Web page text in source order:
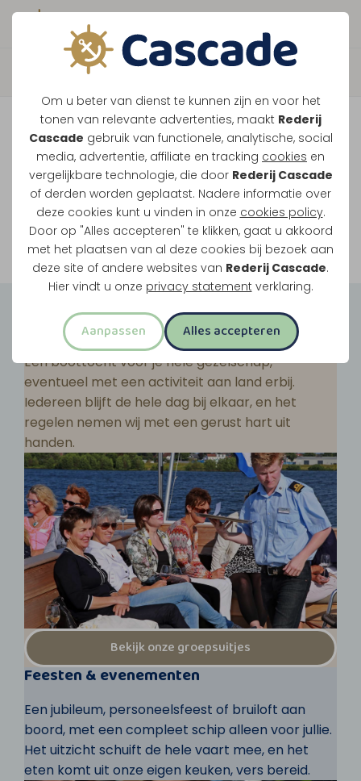
Om u beter van dienst te kunnen zijn en voor het
tonen van relevante advertenties, maakt Rederij
Cascade gebruik van functionele, analytische, social
media, advertentie, affiliate en tracking cookies en
vergelijkbare technologie, die door Rederij Cascade
of derden worden geplaatst. Nadere informatie over
deze cookies kunt u vinden in onze cookies policy.
Door op "Alles accepteren" te klikken, gaat u akkoord
met het plaatsen van al deze cookies bij bezoek aan
deze site of andere websites van Rederij Cascade.
Hier vindt u onze privacy statement verklaring.
Aanpassen Alles accepteren
Boek direct je vaart
Vaar je mee over de
Maasplassen?
Ondanks de lage waterstanden gaan
onze vaarten gewoon door.
Bekijk onze rondvaarten
Groepsuitjes
Een boottocht voor je hele gezelschap,
eventueel met een activiteit aan land erbij.
Iedereen blijft de hele dag bij elkaar, en het
regelen nemen wij met een gerust hart uit
handen.
Bekijk onze groepsuitjes
Feesten & evenementen
Een jubileum, personeelsfeest of bruiloft aan
boord, met een compleet schip alleen voor jullie.
Het uitzicht schuift de hele vaart mee, en het
eten komt uit onze eigen keuken, vers bereid.